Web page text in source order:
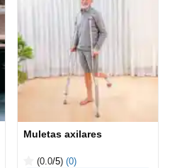
Muletas axilares
(0.0/5) (0)